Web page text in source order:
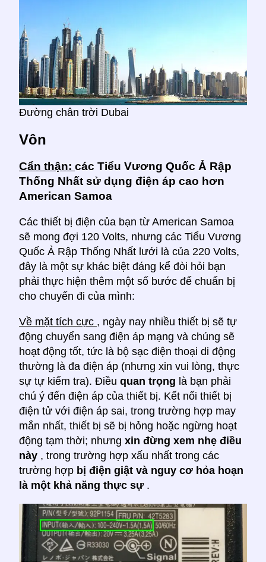
Đường chân trời Dubai
Vôn
Cẩn thận: các Tiểu Vương Quốc Ả Rập
Thống Nhất sử dụng điện áp cao hơn
American Samoa
Các thiết bị điện của bạn từ American Samoa
sẽ mong đợi 120 Volts, nhưng các Tiểu Vương
Quốc Ả Rập Thống Nhất lưới là của 220 Volts,
đây là một sự khác biệt đáng kể đòi hỏi bạn
phải thực hiện thêm một số bước để chuẩn bị
cho chuyến đi của mình:
Về mặt tích cực , ngày nay nhiều thiết bị sẽ tự
động chuyển sang điện áp mạng và chúng sẽ
hoạt động tốt, tức là bộ sạc điện thoại di động
thường là đa điện áp (nhưng xin vui lòng, thực
sự tự kiểm tra). Điều quan trọng là bạn phải
chú ý đến điện áp của thiết bị. Kết nối thiết bị
điện tử với điện áp sai, trong trường hợp may
mắn nhất, thiết bị sẽ bị hỏng hoặc ngừng hoạt
động tạm thời; nhưng xin đừng xem nhẹ điều
này , trong trường hợp xấu nhất trong các
trường hợp bị điện giật và nguy cơ hỏa hoạn
là một khả năng thực sự .